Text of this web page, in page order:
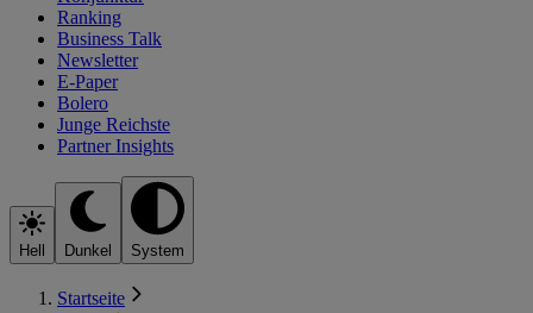
Ranking
Business Talk
Newsletter
E-Paper
Bolero
Junge Reichste
Partner Insights
Hell Dunkel System
Startseite